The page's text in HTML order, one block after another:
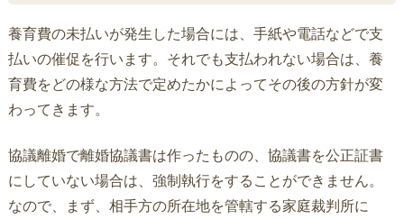
養育費の未払いが発生した場合には、手紙や電話などで支
払いの催促を行います。それでも支払われない場合は、養
育費をどの様な方法で定めたかによってその後の方針が変
わってきます。
協議離婚で離婚協議書は作ったものの、協議書を公正証書
にしていない場合は、強制執行をすることができません。
なので、まず、相手方の所在地を管轄する家庭裁判所に